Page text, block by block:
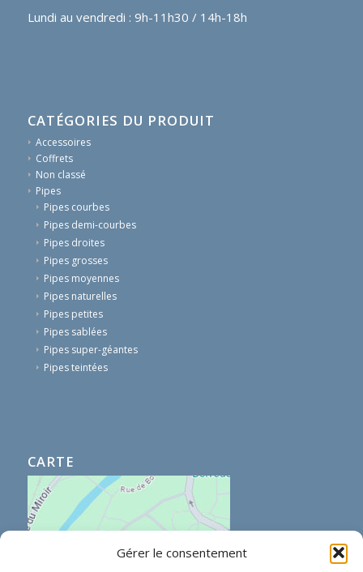
Gérer le consentement
Lundi au vendredi : 9h-11h30 / 14h-18h
CATÉGORIES DU PRODUIT
Accessoires
Coffrets
Non classé
Pipes
Pipes courbes
Pipes demi-courbes
Pipes droites
Pipes grosses
Pipes moyennes
Pipes naturelles
Pipes petites
Pipes sablées
Pipes super-géantes
Pipes teintées
CARTE